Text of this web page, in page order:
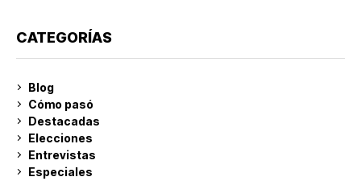
CATEGORÍAS
Blog
Cómo pasó
Destacadas
Elecciones
Entrevistas
Especiales